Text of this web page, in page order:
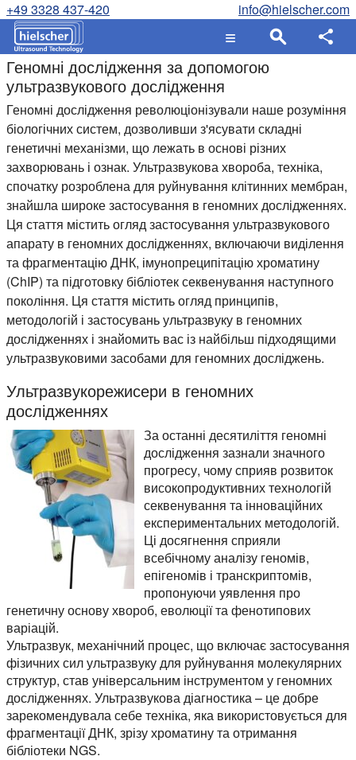
+49 3328 437-420 info@hielscher.com
Геномні дослідження за допомогою
ультразвукового дослідження
Геномні дослідження революціонізували наше розуміння
біологічних систем, дозволивши з'ясувати складні
генетичні механізми, що лежать в основі різних
захворювань і ознак. Ультразвукова хвороба, техніка,
спочатку розроблена для руйнування клітинних мембран,
знайшла широке застосування в геномних дослідженнях.
Ця стаття містить огляд застосування ультразвукового
апарату в геномних дослідженнях, включаючи виділення
та фрагментацію ДНК, імунопреципітацію хроматину
(ChIP) та підготовку бібліотек секвенування наступного
покоління. Ця стаття містить огляд принципів,
методологій і застосувань ультразвуку в геномних
дослідженнях і знайомить вас із найбільш підходящими
ультразвуковими засобами для геномних досліджень.
Ультразвукорежисери в геномних
дослідженнях
За останні десятиліття геномні
дослідження зазнали значного
прогресу, чому сприяв розвиток
високопродуктивних технологій
секвенування та інноваційних
експериментальних методологій.
Ці досягнення сприяли
всебічному аналізу геномів,
епігеномів і транскриптомів,
пропонуючи уявлення про
генетичну основу хвороб, еволюції та фенотипових
варіацій.
Ультразвук, механічний процес, що включає застосування
фізичних сил ультразвуку для руйнування молекулярних
структур, став універсальним інструментом у геномних
дослідженнях. Ультразвукова діагностика – це добре
зарекомендувала себе техніка, яка використовується для
фрагментації ДНК, зрізу хроматину та отримання
бібліотеки NGS.